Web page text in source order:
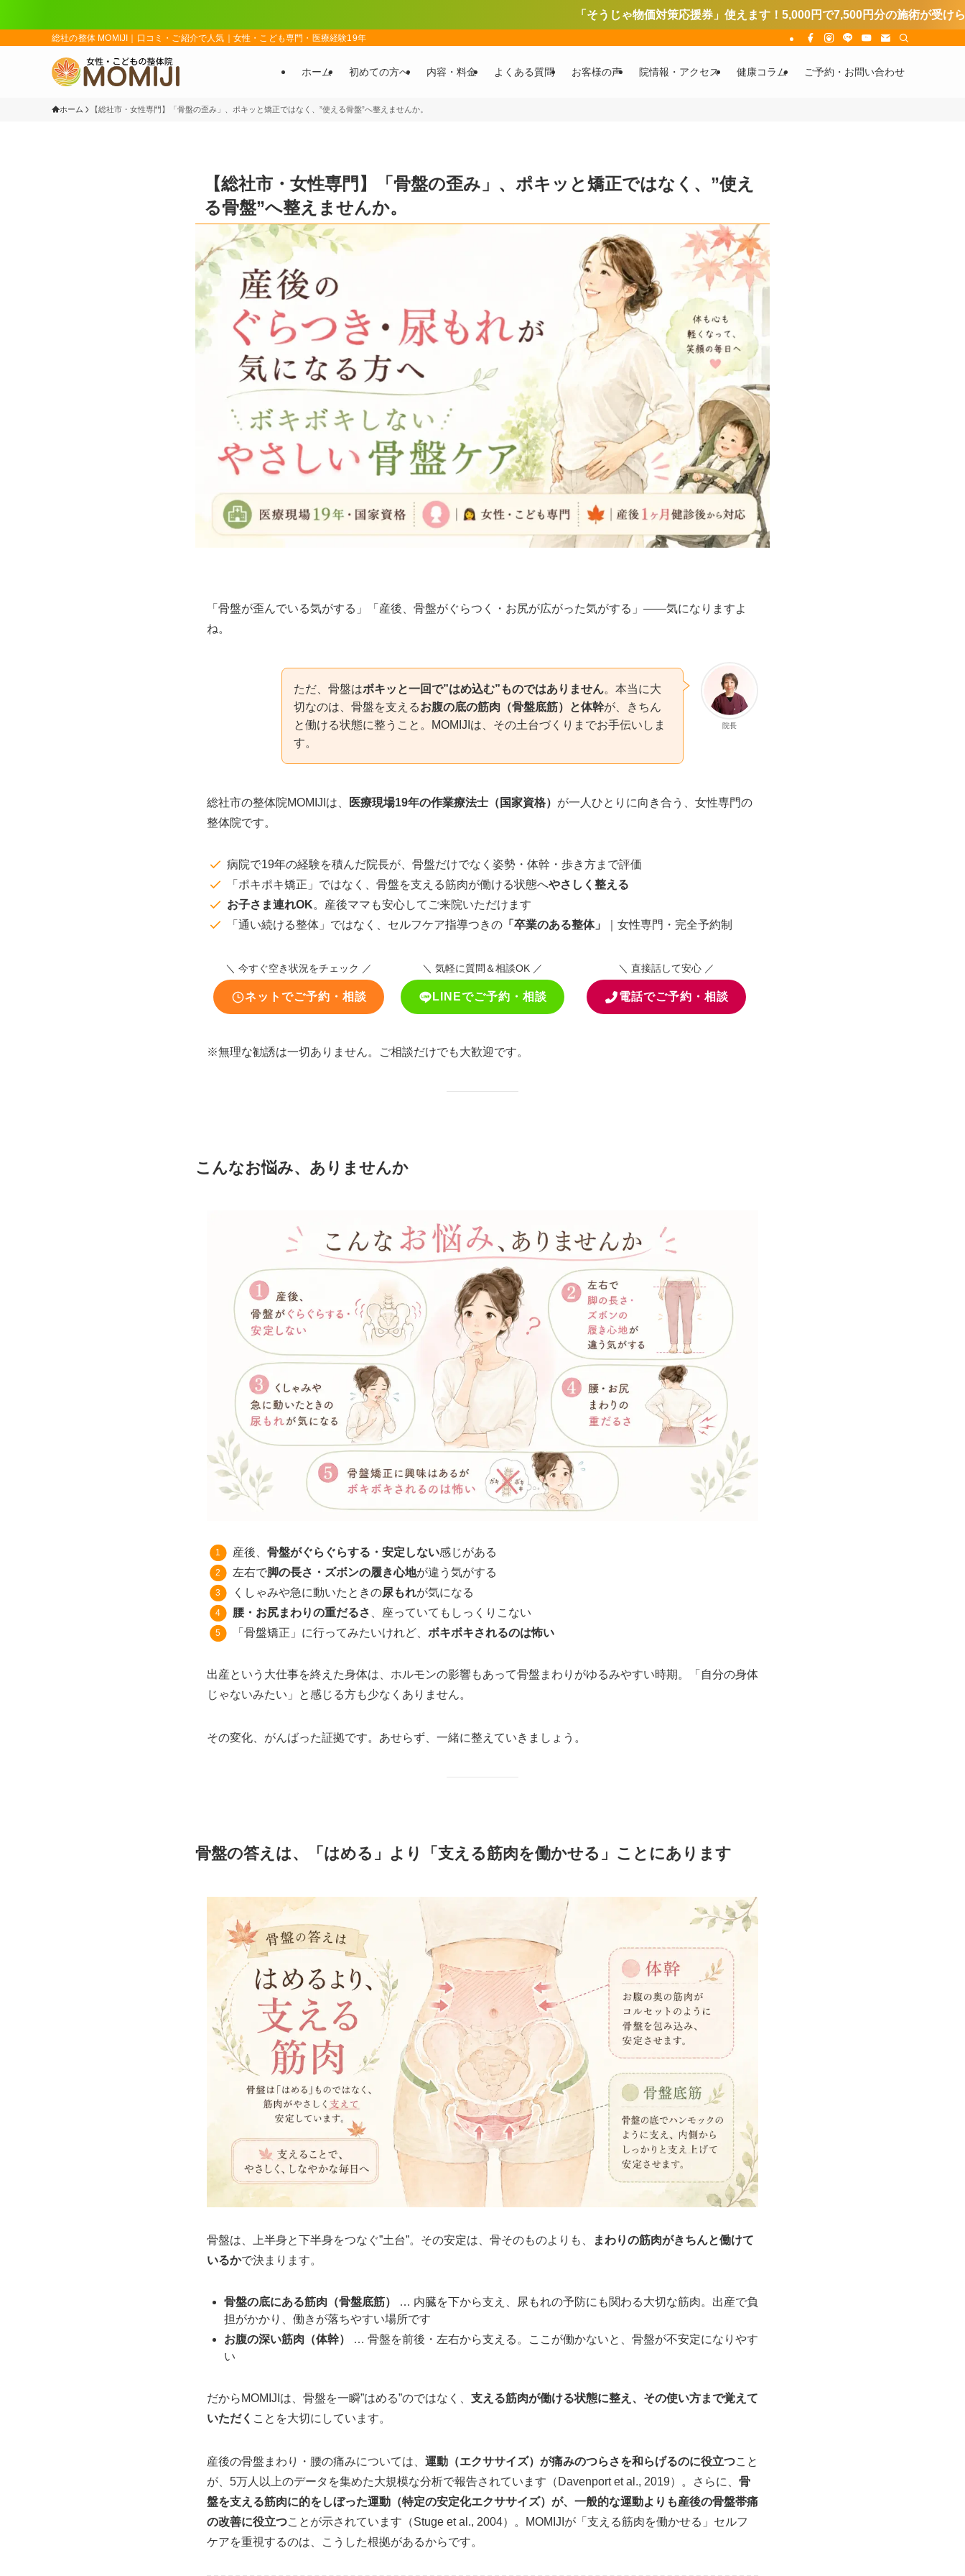
「そうじゃ物価対策応援券」使えます！5,000円で7,500円分の施術が受けられます。
総社の整体 MOMIJI｜口コミ・ご紹介で人気｜女性・こども専門・医療経験19年
ホーム 初めての方へ 内容・料金 よくある質問 お客様の声 院情報・アクセス 健康コラム ご予約・お問い合わせ
ホーム 【総社市・女性専門】「骨盤の歪み」、ポキッと矯正ではなく、”使える骨盤”へ整えませんか。
【総社市・女性専門】「骨盤の歪み」、ポキッと矯正ではなく、”使え
る骨盤”へ整えませんか。
「骨盤が歪んでいる気がする」「産後、骨盤がぐらつく・お尻が広がった気がする」——気になりますよ
ね。
院長
ただ、骨盤はボキッと一回で”はめ込む”ものではありません。本当に大
切なのは、骨盤を支えるお腹の底の筋肉（骨盤底筋）と体幹が、きちん
と働ける状態に整うこと。MOMIJIは、その土台づくりまでお手伝いしま
す。
総社市の整体院MOMIJIは、 医療現場19年の作業療法士（国家資格） が一人ひとりに向き合う、女性専門の
整体院です。
病院で19年の経験を積んだ院長が、骨盤だけでなく姿勢・体幹・歩き方まで評価
「ポキポキ矯正」ではなく、骨盤を支える筋肉が働ける状態へやさしく整える
お子さま連れOK。産後ママも安心してご来院いただけます
「通い続ける整体」ではなく、セルフケア指導つきの 「卒業のある整体」 ｜女性専門・完全予約制
＼ 今すぐ空き状況をチェック ／
ネットでご予約・相談
＼ 気軽に質問＆相談OK ／
LINEでご予約・相談
＼ 直接話して安心 ／
電話でご予約・相談
※無理な勧誘は一切ありません。ご相談だけでも大歓迎です。
こんなお悩み、ありませんか
産後、 骨盤がぐらぐらする・安定しない感じがある
左右で脚の長さ・ズボンの履き心地が違う気がする
くしゃみや急に動いたときの尿もれが気になる
腰・お尻まわりの重だるさ
、座っていてもしっくりこない
「骨盤矯正」に行ってみたいけれど、 ボキボキされるのは怖い
出産という大仕事を終えた身体は、ホルモンの影響もあって骨盤まわりがゆるみやすい時期。「自分の身体
じゃないみたい」と感じる方も少なくありません。
その変化、がんばった証拠です。あせらず、一緒に整えていきましょう。
骨盤の答えは、「はめる」より「支える筋肉を働かせる」ことにあります
骨盤は、上半身と下半身をつなぐ”土台”。その安定は、骨そのものよりも、
まわりの筋肉がきちんと働けて
いるかで決まります。
骨盤の底にある筋肉（骨盤底筋）
… 内臓を下から支え、尿もれの予防にも関わる大切な筋肉。出産で負
担がかかり、働きが落ちやすい場所です
お腹の深い筋肉（体幹）
… 骨盤を前後・左右から支える。ここが働かないと、骨盤が不安定になりやす
い
だからMOMIJIは、骨盤を一瞬”はめる”のではなく、 支える筋肉が働ける状態に整え、その使い方まで覚えて
いただく ことを大切にしています。
産後の骨盤まわり・腰の痛みについては、 運動（エクササイズ）が痛みのつらさを和らげるのに役立つこと
が、5万人以上のデータを集めた大規模な分析で報告されています（Davenport et al., 2019）。さらに、 骨
盤を支える筋肉に的をしぼった運動（特定の安定化エクササイズ）が、一般的な運動よりも産後の骨盤帯痛
の改善に役立つことが示されています（Stuge et al., 2004）。MOMIJIが「支える筋肉を働かせる」セルフ
ケアを重視するのは、こうした根拠があるからです。